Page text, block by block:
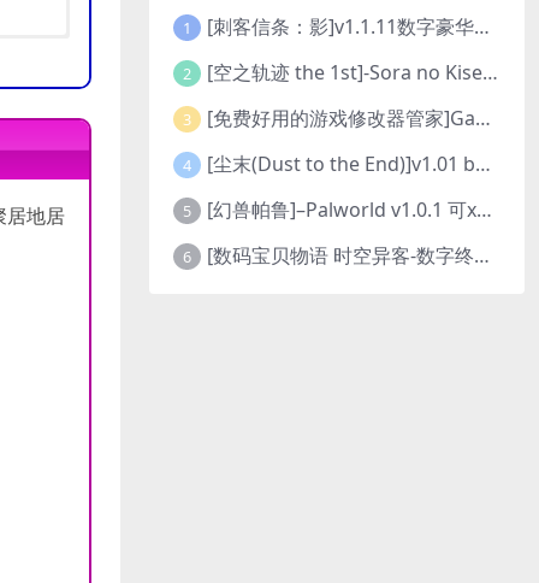
居地居
1 [刺客信条：影]v1.1.11数字豪华版全DLC
2 [空之轨迹 the 1st]-Sora no Kiseki the 1st-更新至v1.06.4-全DLC
3 [免费好用的游戏修改器管家]Game Cheats Manager
4 [尘末(Dust to the End)]v1.01 build9321107
5 [幻兽帕鲁]–Palworld v1.0.1 可xbox联机
6 [数码宝贝物语 时空异客-数字终极版]- Digimon Story Time Stranger-Build.23514637